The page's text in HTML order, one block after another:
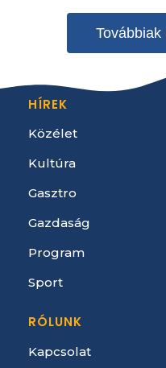
Továbbiak
HÍREK
Közélet
Kultúra
Gasztro
Gazdaság
Program
Sport
RÓLUNK
Kapcsolat